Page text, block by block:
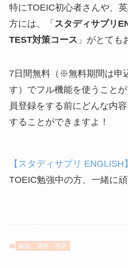
特にTOEIC初心者さんや、
方には、「 スタディサプリ
TEST対策コース 」がとても
7日間無料（※無料期間は申
す）でフル機能を使うこと
員登録をする前にどんな内
することができますよ！
【スタディサプリ ENGLISH
TOEIC勉強中の方、一緒に頑
勉強 資格・検定